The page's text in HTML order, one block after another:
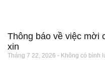
Thông báo về việc mời
xin
Tháng 7 22, 2026 Không có bình